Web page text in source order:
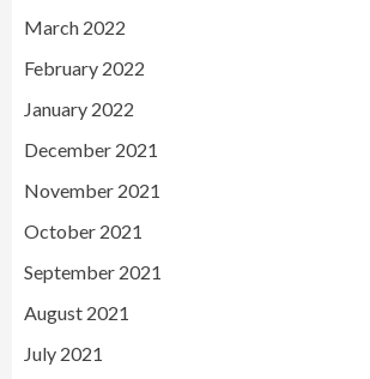
March 2022
February 2022
January 2022
December 2021
November 2021
October 2021
September 2021
August 2021
July 2021